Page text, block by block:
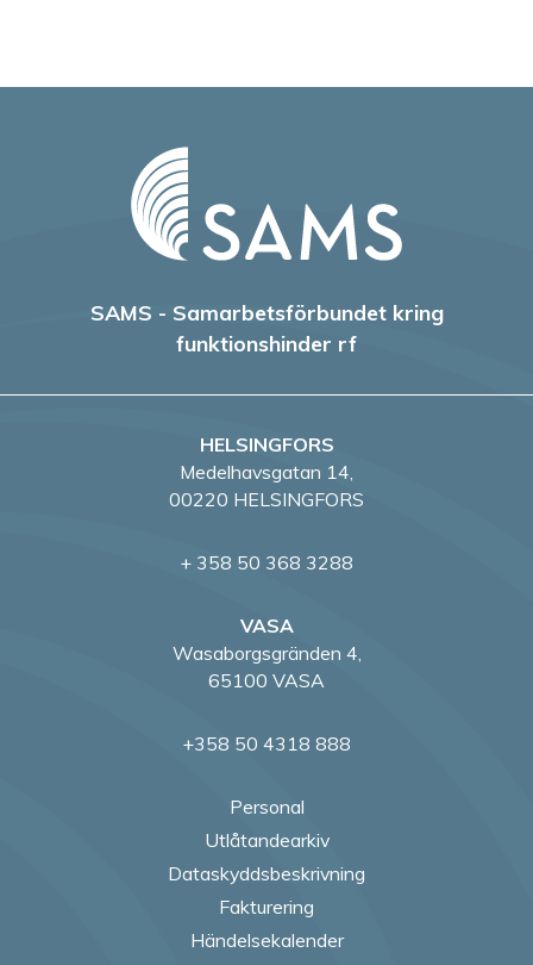
SAMS - Samarbetsförbundet kring
funktionshinder rf
HELSINGFORS
Medelhavsgatan 14,
00220 HELSINGFORS
+ 358 50 368 3288
VASA
Wasaborgsgränden 4,
65100 VASA
+358 50 4318 888
Personal
Utlåtandearkiv
Dataskyddsbeskrivning
Fakturering
Händelsekalender